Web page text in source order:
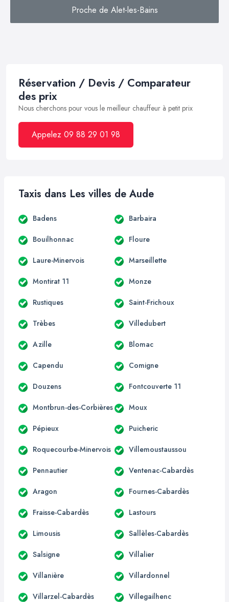
Proche de Alet-les-Bains
Réservation / Devis / Comparateur
des prix
Nous cherchons pour vous le meilleur chauffeur à petit prix
Appelez 09 88 29 01 98
Taxis dans Les villes de Aude
Badens Barbaira
Bouilhonnac Floure
Laure-Minervois Marseillette
Montirat 11 Monze
Rustiques Saint-Frichoux
Trèbes Villedubert
Azille Blomac
Capendu Comigne
Douzens Fontcouverte 11
Montbrun-des-Corbières Moux
Pépieux Puicheric
Roquecourbe-Minervois Villemoustaussou
Pennautier Ventenac-Cabardès
Aragon Fournes-Cabardès
Fraisse-Cabardès Lastours
Limousis Sallèles-Cabardès
Salsigne Villalier
Villanière Villardonnel
Villarzel-Cabardès Villegailhenc